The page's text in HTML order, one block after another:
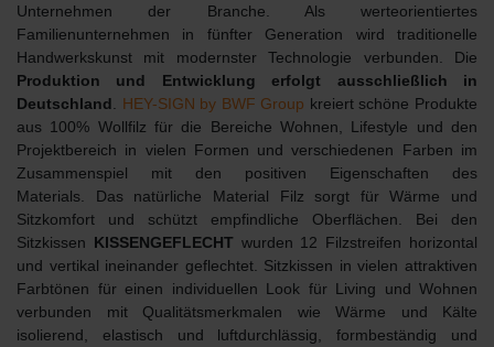
Unternehmen der Branche. Als werteorientiertes
Familienunternehmen in fünfter Generation wird traditionelle
Handwerkskunst mit modernster Technologie verbunden. Die
Produktion und Entwicklung erfolgt ausschließlich in
Deutschland
HEY-SIGN by BWF Group kreiert schöne Produkte
aus 100% Wollfilz für die Bereiche Wohnen, Lifestyle und den
Projektbereich in vielen Formen und verschiedenen Farben im
Zusammenspiel mit den positiven Eigenschaften des
Materials. Das natürliche Material Filz sorgt für Wärme und
Sitzkomfort und schützt empfindliche Oberflächen. Bei den
Sitzkissen KISSENGEFLECHT wurden 12 Filzstreifen horizontal
und vertikal ineinander geflechtet. Sitzkissen in vielen attraktiven
Farbtönen für einen individuellen Look für Living und Wohnen
verbunden mit Qualitätsmerkmalen wie Wärme und Kälte
isolierend, elastisch und luftdurchlässig, formbeständig und